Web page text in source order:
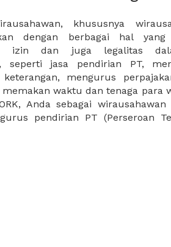
khususnya
dengan berbagai hal
izin dan juga legalitas
seperti jasa pendirian PT,
mengurus
memakan waktu dan tenaga para
Anda sebagai
pendirian PT (Perseroan
Komanditer) Anda karena
PT dan CV di berbagai
dengan bundling Virtual
untuk perusahaan Anda di
akan hemat waktu, hemat
sewa kantor hingga 90%